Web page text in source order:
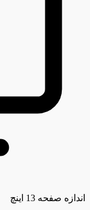
اندازه صفحه 13 اینچ